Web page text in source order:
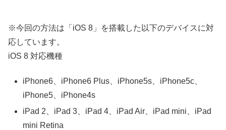
※今回の方法は「iOS 8」を搭載した以下のデバイスに対
応しています。
iOS 8 対応機種
iPhone6、iPhone6 Plus、iPhone5s、iPhone5c、
iPhone5、iPhone4s
iPad 2、iPad 3、iPad 4、iPad Air、iPad mini、iPad
mini Retina